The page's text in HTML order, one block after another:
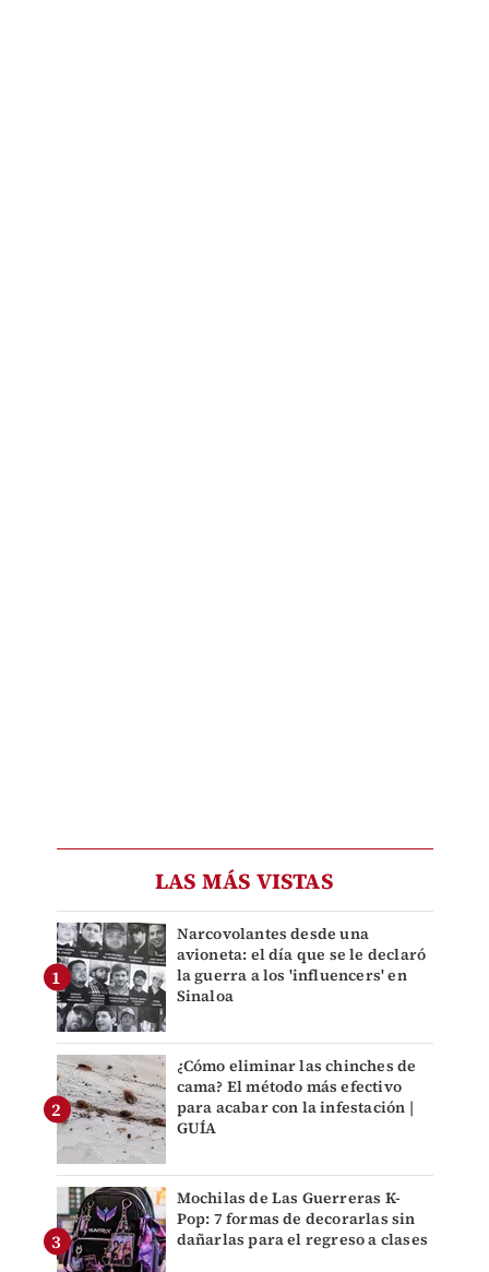
LAS MÁS VISTAS
Narcovolantes desde una
avioneta: el día que se le declaró
la guerra a los 'influencers' en
Sinaloa
¿Cómo eliminar las chinches de
cama? El método más efectivo
para acabar con la infestación |
GUÍA
Mochilas de Las Guerreras K-
Pop: 7 formas de decorarlas sin
dañarlas para el regreso a clases